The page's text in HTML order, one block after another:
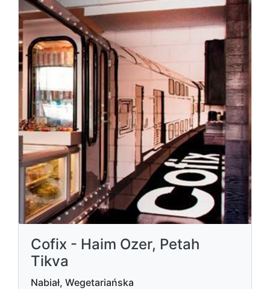
Cofix - Haim Ozer, Petah
Tikva
Nabiał, Wegetariańska